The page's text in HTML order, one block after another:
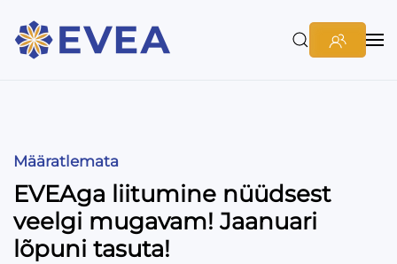
Määratlemata
EVEAga liitumine nüüdsest
veelgi mugavam! Jaanuari
lõpuni tasuta!